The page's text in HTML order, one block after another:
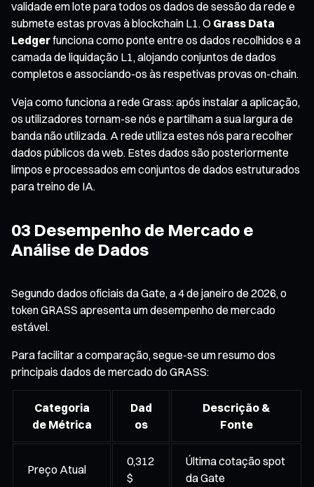
validade em lote para todos os dados de sessão da rede e
submete estas provas à blockchain L1. O Grass Data
Ledgerfunciona como ponte entre os dados recolhidos e a
camada de liquidação L1, alojando conjuntos de dados
completos e associando-os às respetivas provas on-chain.
Veja como funciona a rede Grass: após instalar a aplicação,
os utilizadores tornam-se nós e partilham a sua largura de
banda não utilizada. A rede utiliza estes nós para recolher
dados públicos da web. Estes dados são posteriormente
limpos e processados em conjuntos de dados estruturados
para treino de IA.
03 Desempenho de Mercado e
Análise de Dados
Segundo dados oficiais da Gate, a 4 de janeiro de 2026, o
token GRASS apresenta um desempenho de mercado
estável.
Para facilitar a comparação, segue-se um resumo dos
principais dados de mercado do GRASS:
Categoria
de Métrica
Dad
os
Descrição &
Fonte
Preço Atual
0,312
$
Última cotação spot
da Gate